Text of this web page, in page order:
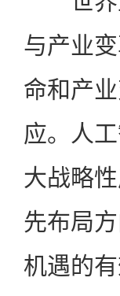
与产业
命和产
应。人
大战略
先布局
机遇的